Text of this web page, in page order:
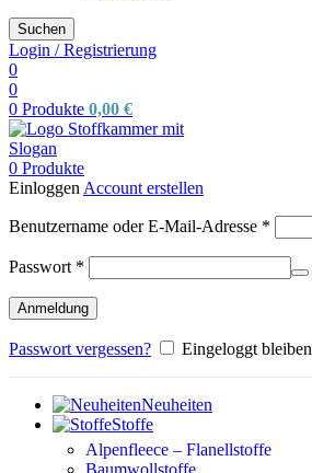
Suchen
Login / Registrierung
0
0
0 Produkte 0,00 €
0 Produkte
Einloggen Account erstellen
Benutzername oder E-Mail-Adresse *
Passwort *
Anmeldung
Passwort vergessen? Eingeloggt bleiben
Neuheiten
Stoffe
Alpenfleece – Flanellstoffe
Baumwollstoffe